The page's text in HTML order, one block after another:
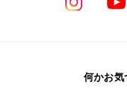
何かお気